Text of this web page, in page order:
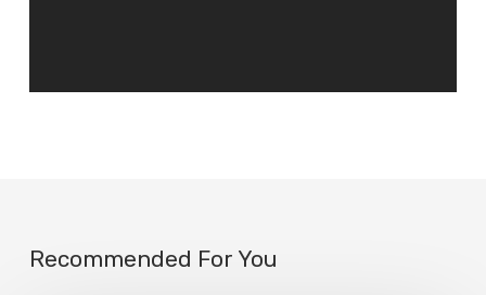
Recommended For You